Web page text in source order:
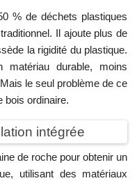
% de déchets plastiques
Il ajoute plus de
la rigidité du plastique.
matériau durable, moins
le seul problème de ce
bois ordinaire.
intégrée
de roche pour obtenir un
utilisant des matériaux